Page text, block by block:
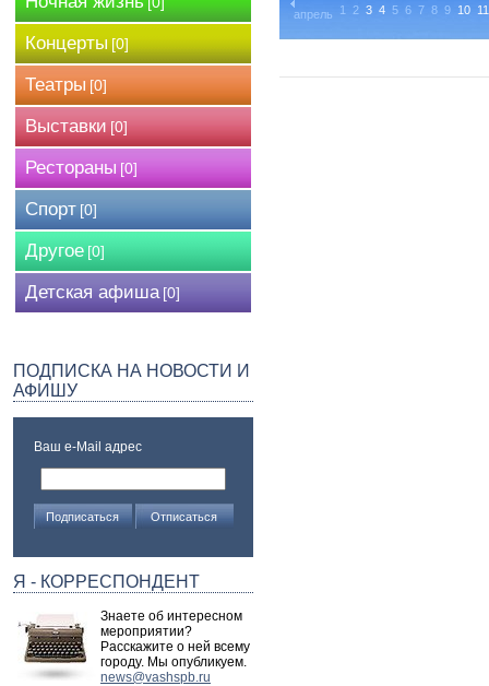
Концерты [0]
Театры [0]
Выставки [0]
Рестораны [0]
Спорт [0]
Другое [0]
Детская афиша [0]
ПОДПИСКА НА НОВОСТИ И
АФИШУ
Ваш e-Mail адрес
Я - КОРРЕСПОНДЕНТ
Знаете об интересном
мероприятии?
Расскажите о ней всему
городу. Мы опубликуем.
news@vashspb.ru
апрель 1 2 3 4 5 6 7 8 9 10 11